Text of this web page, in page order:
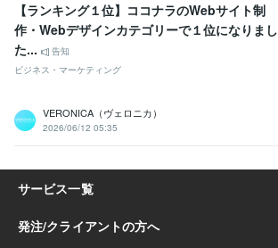
【ランキング１位】ココナラのWebサイト制
作・Webデザインカテゴリーで１位になりまし
た...
告知
ビジネス・マーケティング
VERONICA（ヴェロニカ）
2026/06/12 05:35